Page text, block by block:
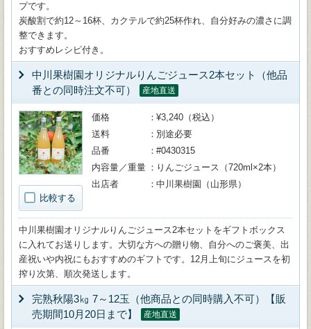
プです。
炭酸割で約12～16杯、カクテルで約25杯作れ、自分好みの濃さに調
整できます。
おすすめレシピ付き。
中川果樹園オリジナルりんごジュース2本セット（他品
番との同時注文不可）
産地直送
比較する
価格
¥3,240（税込）
送料
別途必要
品番
#0430315
内容量／重量
りんごジュース（720ml×2本）
出店者
中川果樹園（山形県）
中川果樹園オリジナルりんごジュース2本セットをギフトボックス
に入れてお送りします。大切な方への贈り物、自分へのご褒美、出
産祝いや内祝にもおすすめのギフトです。12月上旬にジュースを初
搾り次第、順次発送します。
完熟秋陽3㎏ 7～12玉（他商品との同時購入不可）【販
売期間10月20日まで】
産地直送